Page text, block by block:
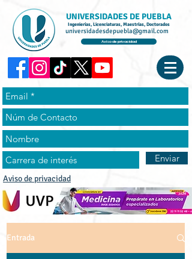
UNIVERSIDADES DE PUEBLA
Ingenierías, Licenciaturas, Maestrías, Doctorados
universidadesdepuebla@gmail.com
Aviso de privacidad
Enviar
Aviso de privacidad
Entrada